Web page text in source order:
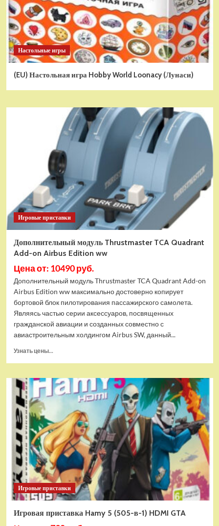
Настольные игры
(EU) Настольная игра Hobby World Loonacy (Лунаси)
Игровые приставки
Дополнительный модуль Thrustmaster TCA Quadrant
Add-on Airbus Edition ww
Цена от: 10490 руб.
Дополнительный модуль Thrustmaster TCA Quadrant Add-on
Airbus Edition ww максимально достоверно копирует
бортовой блок пилотирования пассажирского самолета.
Являясь частью серии аксессуаров, посвященных
гражданской авиации и созданных совместно с
авиастроительным холдингом Airbus SW, данный...
Узнать цены...
Дополнительный
модуль
Thrustmaster
Quadrant
Add-
on
Airbus
Edition
ww
Игровые приставки
Игровая приставка Hamy 5 (505-в-1) HDMI GTA